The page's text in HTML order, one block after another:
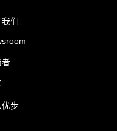
我们
者
优步